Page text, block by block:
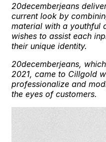
20decemberjeans
current look by
material with a youthful
wishes to assist each
their unique identity.
20decemberjeans,
2021, came to Cillgold
professionalize and
the eyes of customers.